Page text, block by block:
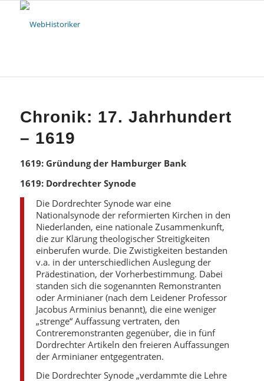
Chronik: 17. Jahrhundert
– 1619
1619: Gründung der Hamburger Bank
1619: Dordrechter Synode
Die Dordrechter Synode war eine
Nationalsynode der reformierten Kirchen in den
Niederlanden, eine nationale Zusammenkunft,
die zur Klärung theologischer Streitigkeiten
einberufen wurde. Die Zwistigkeiten bestanden
v.a. in der unterschiedlichen Auslegung der
Prädestination, der Vorherbestimmung. Dabei
standen sich die sogenannten Remonstranten
oder Arminianer (nach dem Leidener Professor
Jacobus Arminius benannt), die eine weniger
„strenge“ Auffassung vertraten, den
Contreremonstranten gegenüber, die in fünf
Dordrechter Artikeln den freieren Auffassungen
der Arminianer entgegentraten.
Die Dordrechter Synode „verdammte die Lehre